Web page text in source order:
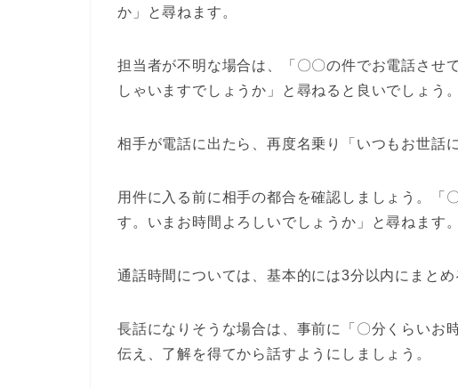
か」と尋ねます。
担当者が不明な場合は、「〇〇の件でお電話させ
しゃいますでしょうか」と尋ねると良いでしょう。
相手が電話に出たら、再度名乗り「いつもお世話
用件に入る前に相手の都合を確認しましょう。「
す。いまお時間よろしいでしょうか」と尋ねます。
通話時間については、基本的には3分以内にまとめ
長話になりそうな場合は、事前に「〇分くらいお
伝え、了解を得てから話すようにしましょう。